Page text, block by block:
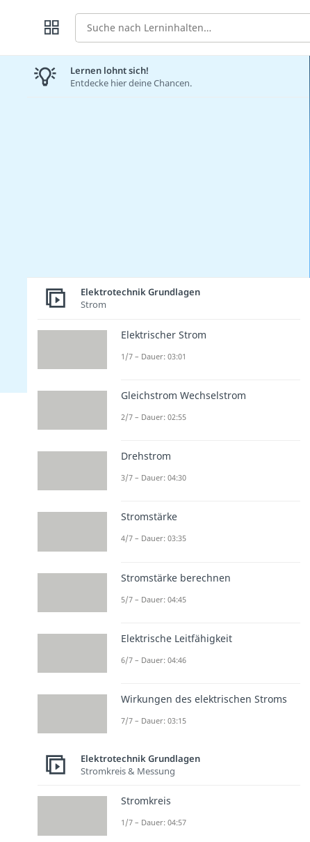
Suche
Lernen lohnt sich!
Entdecke hier deine Chancen.
Elektrotechnik Grundlagen
Strom
Elektrischer Strom
1/7 – Dauer: 03:01
Gleichstrom Wechselstrom
2/7 – Dauer: 02:55
Drehstrom
3/7 – Dauer: 04:30
Stromstärke
4/7 – Dauer: 03:35
Stromstärke berechnen
5/7 – Dauer: 04:45
Elektrische Leitfähigkeit
6/7 – Dauer: 04:46
Wirkungen des elektrischen Stroms
7/7 – Dauer: 03:15
Elektrotechnik Grundlagen
Stromkreis & Messung
Stromkreis
1/7 – Dauer: 04:57